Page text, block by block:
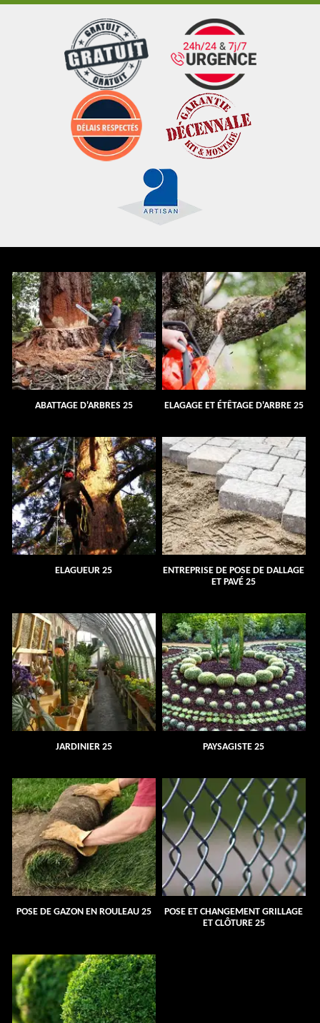
ABATTAGE D'ARBRES 25 ELAGAGE ET ÉTÊTAGE D'ARBRE 25
ELAGUEUR 25
ENTREPRISE DE POSE DE DALLAGE
ET PAVÉ 25
JARDINIER 25 PAYSAGISTE 25
POSE DE GAZON EN ROULEAU 25
POSE ET CHANGEMENT GRILLAGE
ET CLÔTURE 25